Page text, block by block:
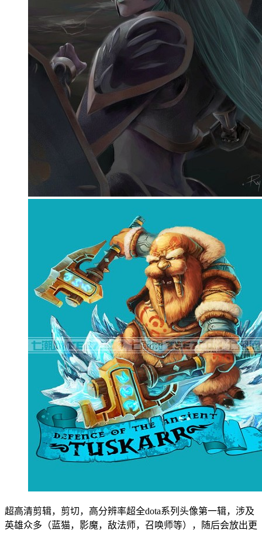
超高清剪辑，剪切，高分辨率超全dota系列头像第一辑，涉及
英雄众多（蓝猫，影魔，敌法师，召唤师等），随后会放出更